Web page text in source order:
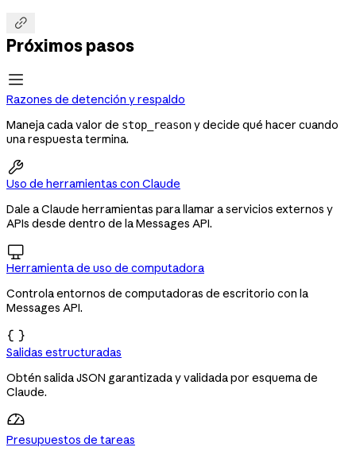

Próximos pasos
Razones de detención y respaldo
Maneja cada valor de stop_reasony decide qué hacer cuando
una respuesta termina.

Uso de herramientas con Claude
Dale a Claude herramientas para llamar a servicios externos y
APIs desde dentro de la Messages API.

Herramienta de uso de computadora
Controla entornos de computadoras de escritorio con la
Messages API.

Salidas estructuradas
Obtén salida JSON garantizada y validada por esquema de
Claude.
Presupuestos de tareas